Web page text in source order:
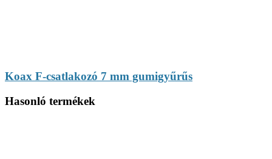
Koax F-csatlakozó 7 mm gumigyűrűs
Hasonló termékek